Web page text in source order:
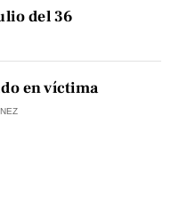
del 36
en víctima